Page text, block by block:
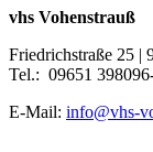
vhs Vohenstrauß
Friedrichstraße 25 |
Tel.: 09651
E-Mail: info@vhs-